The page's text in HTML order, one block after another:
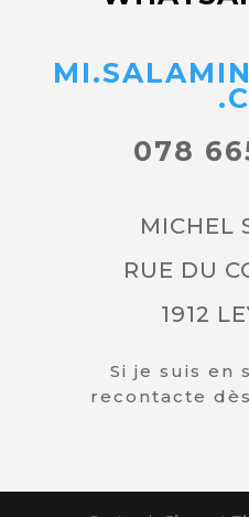
078
MICHEL
RUE DU
1912
Si je suis en
recontacte